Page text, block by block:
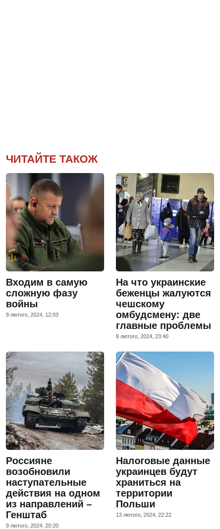
ЧИТАЙТЕ ТАКОЖ
Входим в самую
сложную фазу
войны
9 лютого, 2024, 12:03
На что украинские
беженцы жалуются
чешскому
омбудсмену: две
главные проблемы
8 лютого, 2024, 23:40
Россияне
возобновили
наступательные
действия на одном
из направлений –
Генштаб
9 лютого, 2024, 20:20
Налоговые данные
украинцев будут
храниться на
территории
Польши
13 лютого, 2024, 22:22